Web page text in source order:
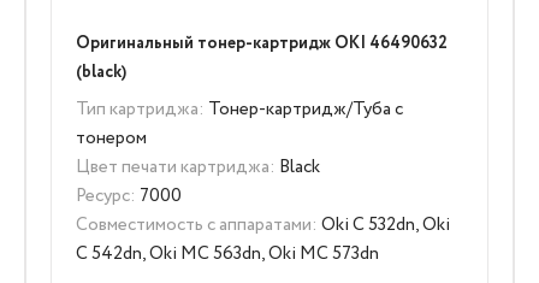
Оригинальный тонер-картридж OKI 46490632
(black)
Тип картриджа: Тонер-картридж/Туба с
тонером
Цвет печати картриджа: Black
Ресурс: 7000
Совместимость с аппаратами: Oki C 532dn, Oki
C 542dn, Oki MC 563dn, Oki MC 573dn